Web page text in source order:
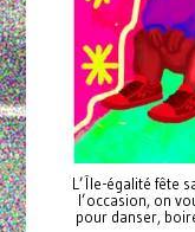
L’Île-égalité fête
l’occasion, on
pour danser,